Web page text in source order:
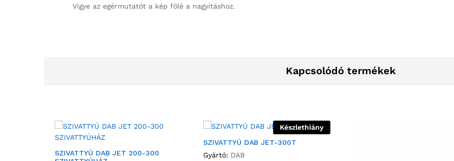
Vigye az egérmutatót a kép fölé a nagyításhoz.
Kapcsolódó termékek
SZIVATTYÚ DAB JET 200-300
Készlethiány
SZIVATTYÚ DAB JET-300T
Gyártó: DAB